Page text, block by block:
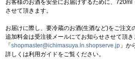
お客様のお酒を安全にお届けするために、
させて頂きます。
お届けに際し、要冷蔵のお酒(生酒など)をご注文
追加料金は受注後メールにてお知らせさせて頂き
「 shopmaster@ichimasuya.ln.shopserve.jp 」か
詳しくは利用ガイドをご覧ください。